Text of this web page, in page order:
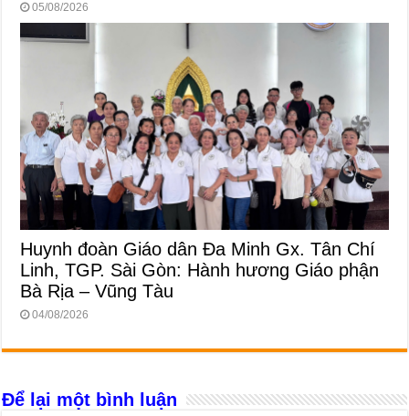
05/08/2026
Huynh đoàn Giáo dân Đa Minh Gx. Tân Chí
Linh, TGP. Sài Gòn: Hành hương Giáo phận
Bà Rịa – Vũng Tàu
04/08/2026
Để lại một bình luận